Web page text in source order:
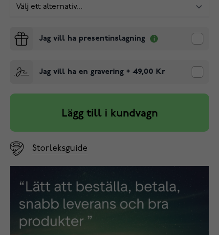
Jag vill ha presentinslagning
Jag vill ha en gravering + 49,00 Kr
Lägg till i kundvagn
Storleksguide